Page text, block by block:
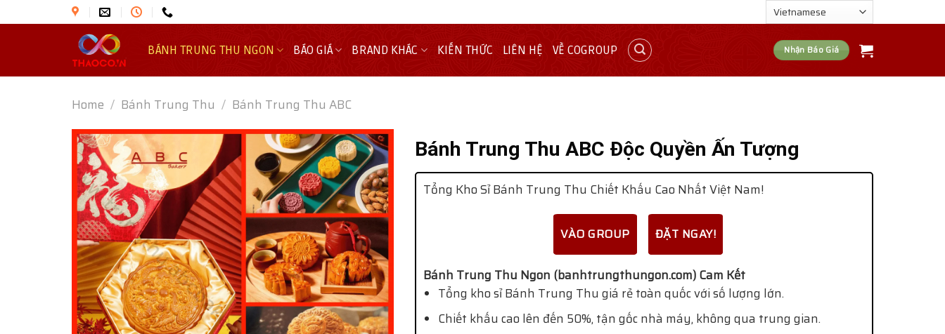
to
BÁNH TRUNG THU NGON BÁO GIÁ BRAND KHÁC KIẾN THỨC LIÊN HỆ VỀ COGROUP Nhận Báo Giá
Home / Bánh Trung Thu / Bánh Trung Thu ABC
Bánh Trung Thu ABC Độc Quyền Ấn Tượng
Tổng Kho Sỉ Bánh Trung Thu Chiết Khấu Cao Nhất Việt Nam!
VÀO GROUP ĐẶT NGAY!
Bánh Trung Thu Ngon (banhtrungthungon.com) Cam Kết
Tổng kho sỉ Bánh Trung Thu giá rẻ toàn quốc với số lượng lớn.
Chiết khấu cao lên đến 50%, tận gốc nhà máy, không qua trung gian.